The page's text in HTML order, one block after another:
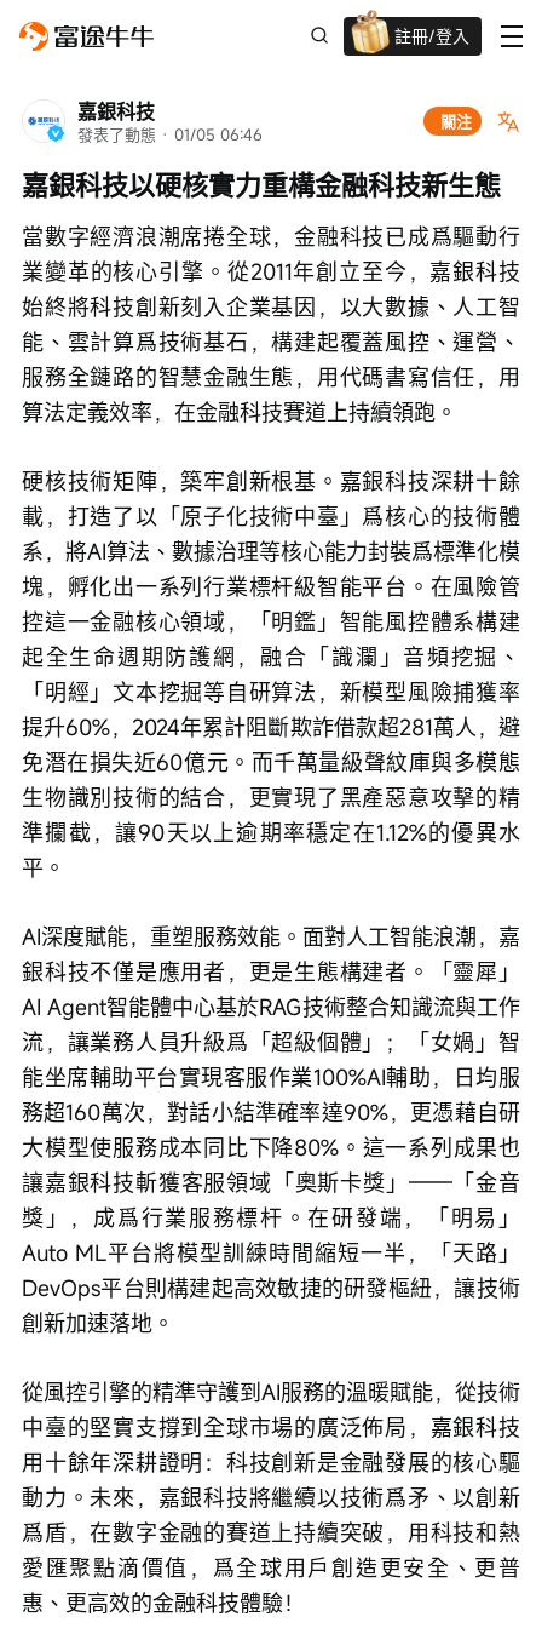
註冊/登入
高達過千蚊獎賞
嘉銀科技
發表了動態 · 01/05 06:46
關注
嘉銀科技以硬核實力重構金融科技新生態
當數字經濟浪潮席捲全球，金融科技已成爲驅動行
業變革的核心引擎。從2011年創立至今，嘉銀科技
始終將科技創新刻入企業基因，以大數據、人工智
能、雲計算爲技術基石，構建起覆蓋風控、運營、
服務全鏈路的智慧金融生態，用代碼書寫信任，用
算法定義效率，在金融科技賽道上持續領跑。
硬核技術矩陣，築牢創新根基。嘉銀科技深耕十餘
載，打造了以「原子化技術中臺」爲核心的技術體
系，將AI算法、數據治理等核心能力封裝爲標準化模
塊，孵化出一系列行業標杆級智能平台。在風險管
控這一金融核心領域，「明鑑」智能風控體系構建
起全生命週期防護網，融合「識瀾」音頻挖掘、
「明經」文本挖掘等自研算法，新模型風險捕獲率
提升60%，2024年累計阻斷欺詐借款超281萬人，避
免潛在損失近60億元。而千萬量級聲紋庫與多模態
生物識別技術的結合，更實現了黑產惡意攻擊的精
準攔截，讓90天以上逾期率穩定在1.12%的優異水
平。
AI深度賦能，重塑服務效能。面對人工智能浪潮，嘉
銀科技不僅是應用者，更是生態構建者。「靈犀」
AI Agent智能體中心基於RAG技術整合知識流與工作
流，讓業務人員升級爲「超級個體」；「女媧」智
能坐席輔助平台實現客服作業100%AI輔助，日均服
務超160萬次，對話小結準確率達90%，更憑藉自研
大模型使服務成本同比下降80%。這一系列成果也
讓嘉銀科技斬獲客服領域「奧斯卡獎」——「金音
獎」，成爲行業服務標杆。在研發端，「明易」
Auto ML平台將模型訓練時間縮短一半，「天路」
DevOps平台則構建起高效敏捷的研發樞紐，讓技術
創新加速落地。
從風控引擎的精準守護到AI服務的溫暖賦能，從技術
中臺的堅實支撐到全球市場的廣泛佈局，嘉銀科技
用十餘年深耕證明：科技創新是金融發展的核心驅
動力。未來，嘉銀科技將繼續以技術爲矛、以創新
爲盾，在數字金融的賽道上持續突破，用科技和熱
愛匯聚點滴價值，爲全球用戶創造更安全、更普
惠、更高效的金融科技體驗！